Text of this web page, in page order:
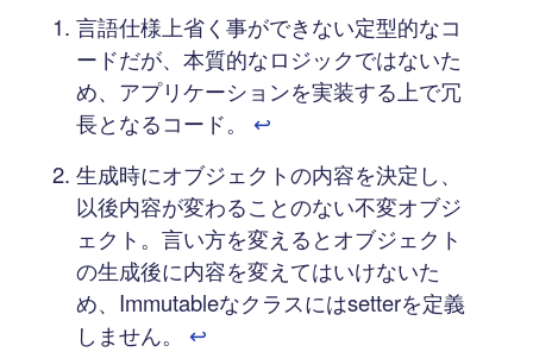
言語仕様上省く事ができない定型的なコ
ードだが、本質的なロジックではないた
め、アプリケーションを実装する上で冗
長となるコード。 ↩︎
生成時にオブジェクトの内容を決定し、
以後内容が変わることのない不変オブジ
ェクト。言い方を変えるとオブジェクト
の生成後に内容を変えてはいけないた
め、Immutableなクラスにはsetterを定義
しません。 ↩︎